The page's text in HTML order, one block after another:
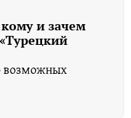
и зачем
возможных